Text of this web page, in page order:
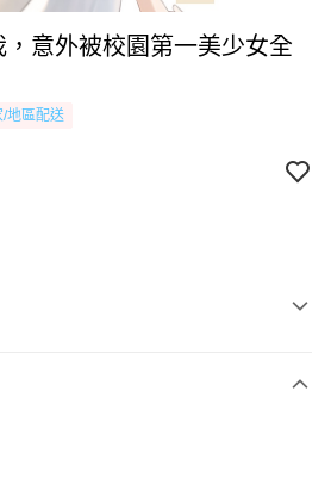
意外被校園第一美少女全
/地區配送